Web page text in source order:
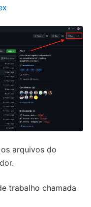
arquivos do
trabalho chamada